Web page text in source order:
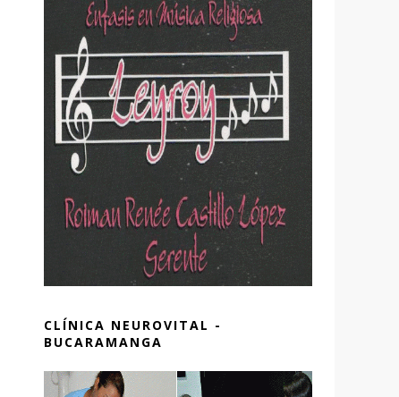
CLÍNICA NEUROVITAL -
BUCARAMANGA